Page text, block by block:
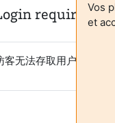
Vos
et
required
客无法存取用户个人资